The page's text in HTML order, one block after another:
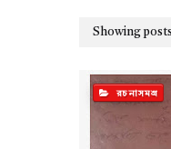
Showing
রচনাসমগ্র